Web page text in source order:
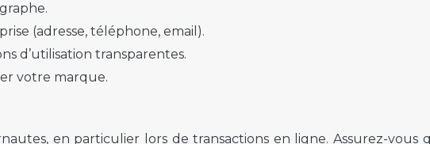
(adresse, téléphone, email).
d’utilisation transparentes.
votre marque.
en particulier lors de transactions en ligne. Assurez-